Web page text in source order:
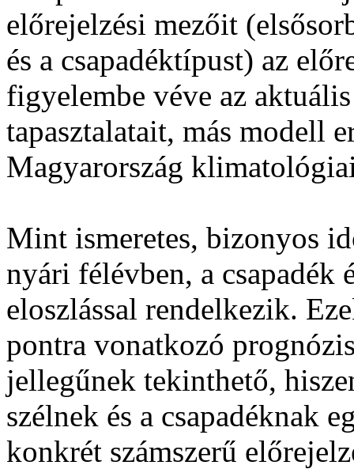
előrejelzési mezőit
és a csapadéktípust) az
figyelembe véve az
tapasztalatait, más modell
Magyarország
Mint ismeretes, bizonyos
nyári félévben, a csapadék
eloszlással rendelkezik.
pontra vonatkozó
jellegűnek tekinthető,
szélnek és a csapadéknak
konkrét számszerű